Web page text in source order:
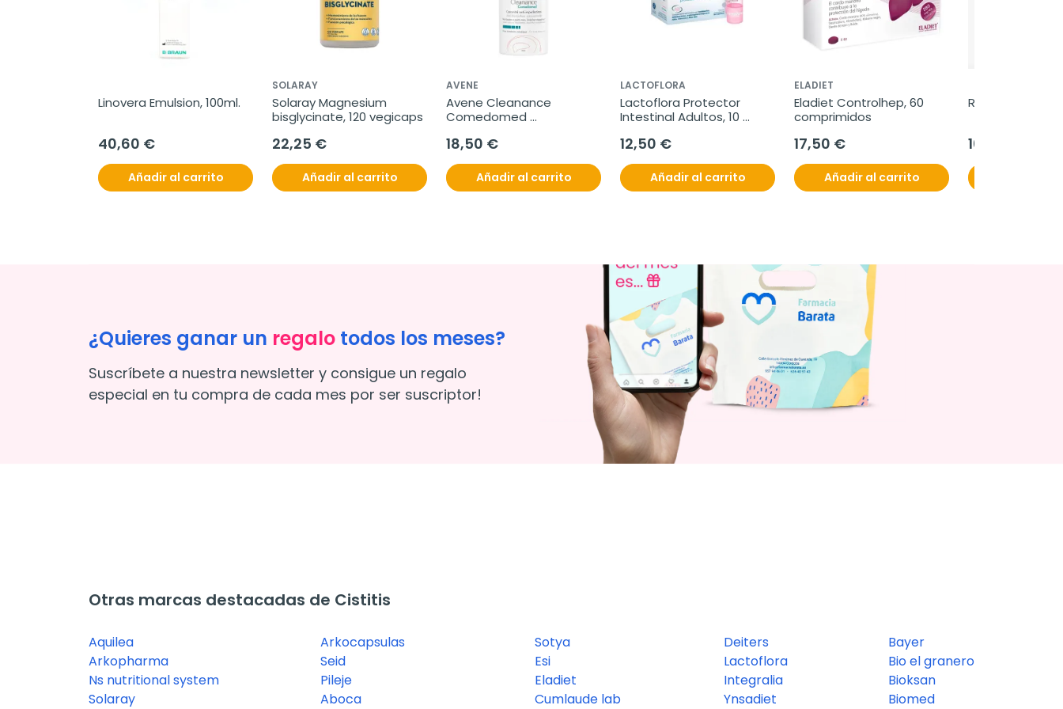
Linovera Emulsion, 100ml.
40,60 €
Añadir al carrito
SOLARAY
Solaray Magnesium
bisglycinate, 120 vegicaps
22,25 €
Añadir al carrito
AVENE
Avene Cleanance
Comedomed
imperfecciones, 30 ml
18,50 €
Añadir al carrito
LACTOFLORA
Lactoflora Protector
Intestinal Adultos, 10
12,50 €
Añadir al carrito
ELADIET
Eladiet Controlhep, 60
comprimidos
17,50 €
Añadir al carrito
RYM
10,45 €
¿Quieres ganar un regalo todos los meses?
Suscríbete a nuestra newsletter y consigue un regalo
especial en tu compra de cada mes por ser suscriptor!
Otras marcas destacadas de Cistitis
Aquilea
Arkopharma
Ns nutritional system
Solaray
Arkocapsulas
Seid
Pileje
Aboca
Sotya
Esi
Eladiet
Cumlaude lab
Deiters
Lactoflora
Integralia
Ynsadiet
Bayer
Bio el granero
Bioksan
Biomed